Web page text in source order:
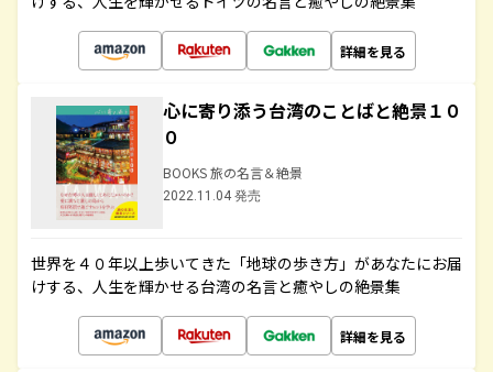
詳細を見る
心に寄り添う台湾のことばと絶景１０
０
BOOKS 旅の名言＆絶景
2022.11.04 発売
世界を４０年以上歩いてきた「地球の歩き方」があなたにお届
けする、人生を輝かせる台湾の名言と癒やしの絶景集
詳細を見る